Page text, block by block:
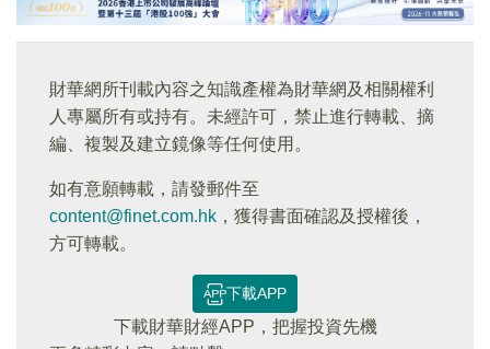
財華網所刊載內容之知識產權為財華網及相關權利
人專屬所有或持有。未經許可，禁止進行轉載、摘
編、複製及建立鏡像等任何使用。
如有意願轉載，請發郵件至
content@finet.com.hk ，獲得書面確認及授權後，
方可轉載。
下載APP
下載財華財經APP，把握投資先機